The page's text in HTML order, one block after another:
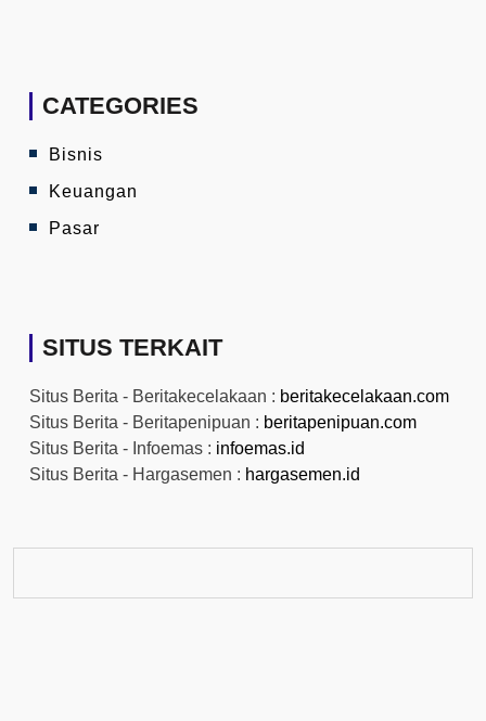
CATEGORIES
Bisnis
Keuangan
Pasar
SITUS TERKAIT
Situs Berita - Beritakecelakaan : beritakecelakaan.com
Situs Berita - Beritapenipuan : beritapenipuan.com
Situs Berita - Infoemas : infoemas.id
Situs Berita - Hargasemen : hargasemen.id